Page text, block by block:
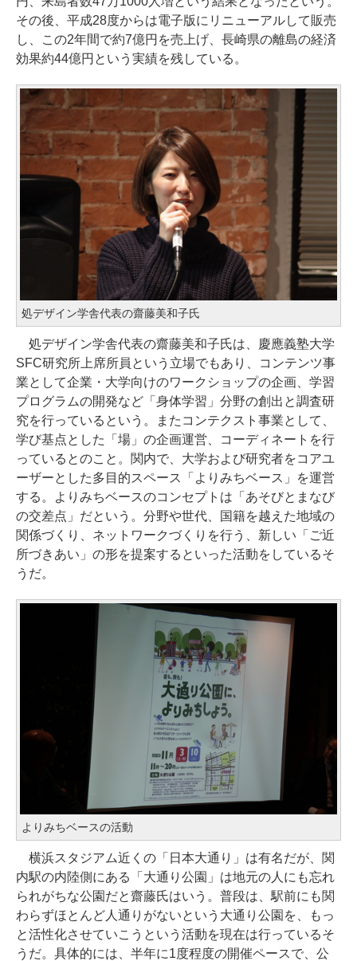
その後、平成28度からは電子版にリニューアルして販売
し、この2年間で約7億円を売上げ、長崎県の離島の経済
効果約44億円という実績を残している。
処デザイン学舎代表の齋藤美和子氏
処デザイン学舎代表の齋藤美和子氏は、慶應義塾大学
SFC研究所上席所員という立場でもあり、コンテンツ事
業として企業・大学向けのワークショップの企画、学習
プログラムの開発など「身体学習」分野の創出と調査研
究を行っているという。またコンテクスト事業として、
学び基点とした「場」の企画運営、コーディネートを行
っているとのこと。関内で、大学および研究者をコアユ
ーザーとした多目的スペース「よりみちベース」を運営
する。よりみちベースのコンセプトは「あそびとまなび
の交差点」だという。分野や世代、国籍を越えた地域の
関係づくり、ネットワークづくりを行う、新しい「ご近
所づきあい」の形を提案するといった活動をしているそ
うだ。
よりみちベースの活動
横浜スタジアム近くの「日本大通り」は有名だが、関
内駅の内陸側にある「大通り公園」は地元の人にも忘れ
られがちな公園だと齋藤氏はいう。普段は、駅前にも関
わらずほとんど人通りがないという大通り公園を、もっ
と活性化させていこうという活動を現在は行っているそ
うだ。具体的には、半年に1度程度の開催ペースで、公